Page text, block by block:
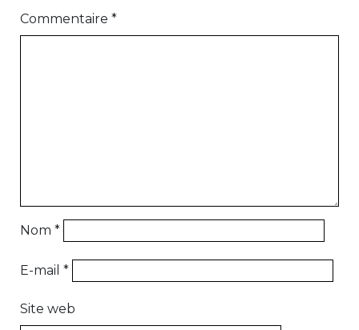
Commentaire *
Nom *
E-mail *
Site web